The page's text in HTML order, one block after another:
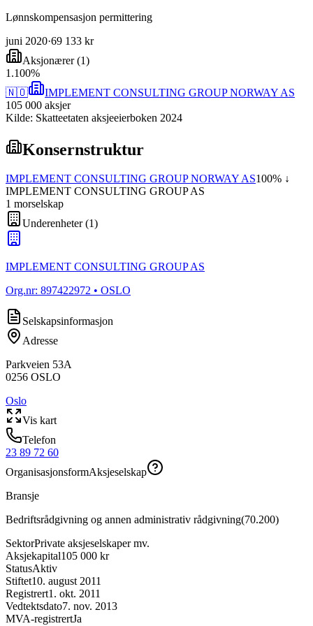
Lønnskompensasjon permittering
juni 2020·69 133 kr
Aksjonærer(1)
1 .100%
🇳🇴
IMPLEMENT CONSULTING GROUP NORWAY AS
105 000 aksjer
Kilde: Skatteetaten aksjeeierboken 2024
Konsernstruktur
IMPLEMENT CONSULTING GROUP NORWAY AS100% ↓
IMPLEMENT CONSULTING GROUP AS
1 morselskap
Underenheter(1)
IMPLEMENT CONSULTING GROUP AS
Org.nr: 897422972 • OSLO
Selskapsinformasjon
Adresse
Parkveien 53A
0256 OSLO
Oslo
Vis kart
Telefon
23 89 72 60
OrganisasjonsformAksjeselskap
Bransje
Bedriftsrådgivning og annen administrativ rådgivning(70.200)
SektorPrivate aksjeselskaper mv.
Aksjekapital105 000 kr
StatusAktiv
Stiftet10. august 2011
Registrert1. okt. 2011
Vedtektsdato7. nov. 2013
MVA-registrertJa